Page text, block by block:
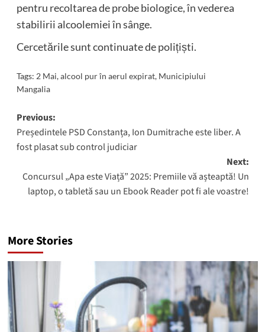
pentru recoltarea de probe biologice, în vederea
stabilirii alcoolemiei în sânge.
Cercetările sunt continuate de polițiști.
Tags: 2 Mai,alcool pur în aerul expirat, Municipiului
Mangalia
Post
navigation
Previous:
Președintele PSD Constanța, Ion Dumitrache este liber. A
fost plasat sub control judiciar
Next:
Concursul „Apa este Viață” 2025: Premiile vă așteaptă! Un
laptop, o tabletă sau un Ebook Reader pot fi ale voastre!
More Stories